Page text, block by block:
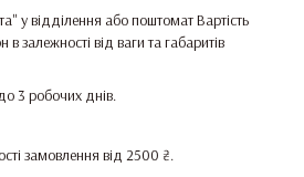
у відділення або поштомат Вартість
в залежності від ваги та габаритів
3 робочих днів.
замовлення від 2500 ₴.